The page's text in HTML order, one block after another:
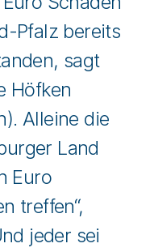
Pfalz bereits
sagt
Höfken
Alleine die
Land
Euro
treffen“,
jeder sei